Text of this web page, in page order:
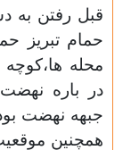
قبل رفتن به
حمام تبریز
محله ها،کوچه
در باره
جبهه نهضت
همچنین